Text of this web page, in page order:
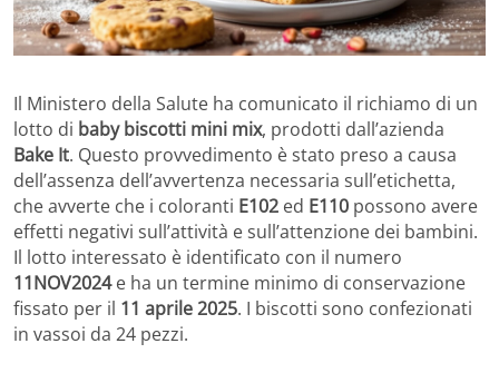
Il Ministero della Salute ha comunicato il richiamo di un
lotto di baby biscotti mini mix, prodotti dall’azienda
Bake It. Questo provvedimento è stato preso a causa
dell’assenza dell’avvertenza necessaria sull’etichetta,
che avverte che i coloranti E102 ed E110 possono avere
effetti negativi sull’attività e sull’attenzione dei bambini.
Il lotto interessato è identificato con il numero
11NOV2024e ha un termine minimo di conservazione
fissato per il 11 aprile 2025. I biscotti sono confezionati
in vassoi da 24 pezzi.